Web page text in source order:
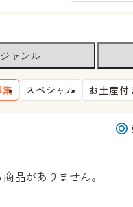
ジャンル
集 スペシャル お土産付
品がありません。